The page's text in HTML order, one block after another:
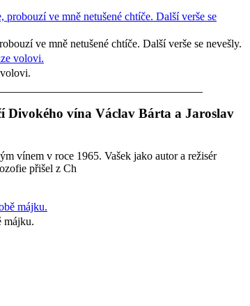
ve mně netušené chtíče. Další verše se nevešly.
Divokého vína Václav Bárta a Jaroslav
vínem v roce 1965. Vašek jako autor a režisér
přišel z Ch
májku.